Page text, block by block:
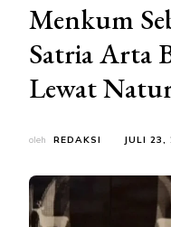
Menkum
Satria Arta
Lewat
oleh REDAKSI JULI 23,